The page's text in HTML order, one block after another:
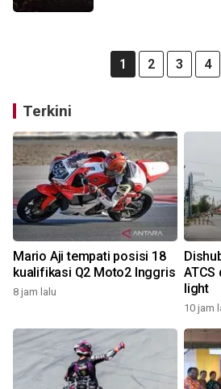
1 2 3 4
Terkini
Mario Aji tempati posisi 18
kualifikasi Q2 Moto2 Inggris
8 jam lalu
light
10 jam